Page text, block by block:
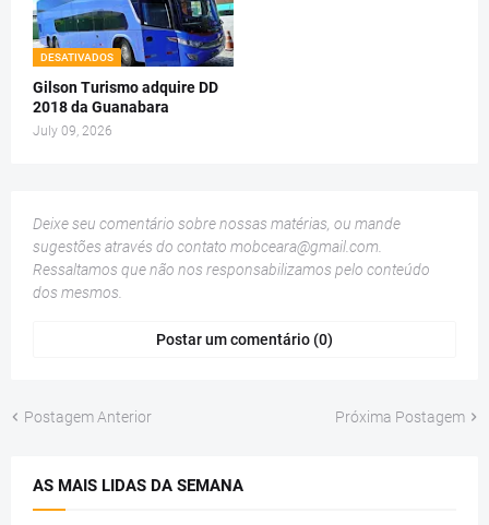
DESATIVADOS
Gilson Turismo adquire DD
2018 da Guanabara
July 09, 2026
Deixe seu comentário sobre nossas matérias, ou mande
sugestões através do contato mobceara@gmail.com
Ressaltamos que não nos responsabilizamos pelo conteúdo
dos mesmos.
Postar um comentário (0)
Postagem Anterior Próxima Postagem
AS MAIS LIDAS DA SEMANA